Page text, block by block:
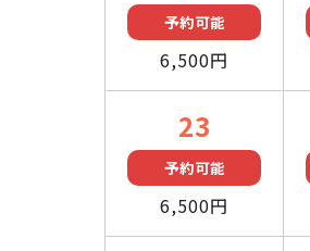
予約可能
6,500円
23
予約可能
6,500円